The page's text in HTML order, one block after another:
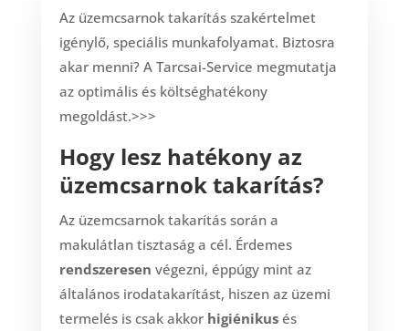
Az üzemcsarnok takarítás szakértelmet
igénylő, speciális munkafolyamat. Biztosra
akar menni? A Tarcsai-Service megmutatja
az optimális és költséghatékony
megoldást.>>>
Hogy lesz hatékony az
üzemcsarnok takarítás?
Az üzemcsarnok takarítás során a
makulátlan tisztaság a cél. Érdemes
rendszeresen végezni, éppúgy mint az
általános irodatakarítást, hiszen az üzemi
termelés is csak akkor higiénikusés